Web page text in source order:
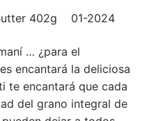
402g 01-2024
… ¿para el
encantará la deliciosa
te encantará que cada
del grano integral de